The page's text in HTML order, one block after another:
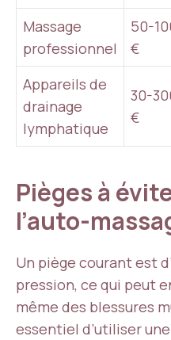
Massage
professionnel
50-
€
Appareils de
drainage
lymphatique
30-
€
Pièges à
l’auto-
Un piège courant est
pression, ce qui peut
même des blessures
essentiel d’utiliser